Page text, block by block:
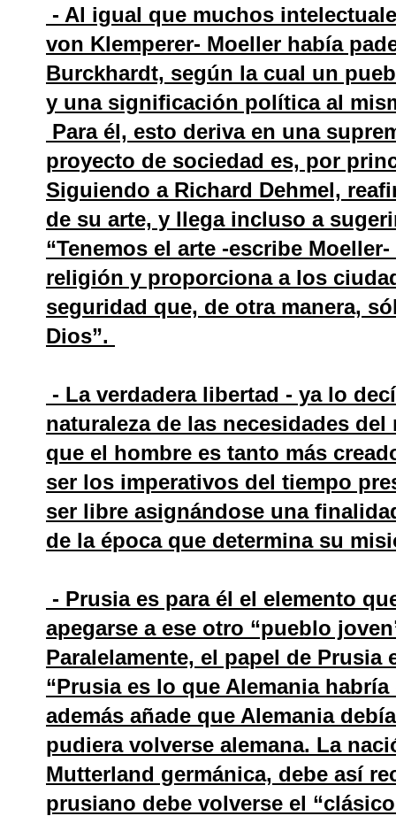
- Al igual que muchos
von Klemperer- Moeller había
Burckhardt, según la cual un
y una significación política al
Para él, esto deriva en una
proyecto de sociedad es, por
Siguiendo a Richard Dehmel,
de su arte, y llega incluso a
“Tenemos el arte -escribe
religión y proporciona a los
seguridad que, de otra manera,
Dios”.
- La verdadera libertad - ya lo
naturaleza de las necesidades
que el hombre es tanto más
ser los imperativos del tiempo
ser libre asignándose una
de la época que determina su
- Prusia es para él el elemento
apegarse a ese otro “pueblo
Paralelamente, el papel de Prusia
“Prusia es lo que Alemania
además añade que Alemania
pudiera volverse alemana. La
Mutterland germánica, debe así
prusiano debe volverse el